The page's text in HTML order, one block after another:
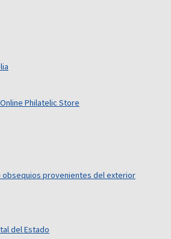
Philatelic Store
obsequios provenientes del exterior
del Estado